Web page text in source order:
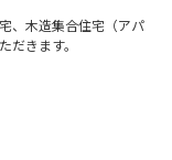
、木造集合住宅（アパ
だきます。